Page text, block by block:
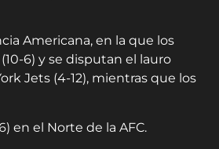
Americana, en la que los
6) y se disputan el lauro
Jets (4-12), mientras que los
en el Norte de la AFC.